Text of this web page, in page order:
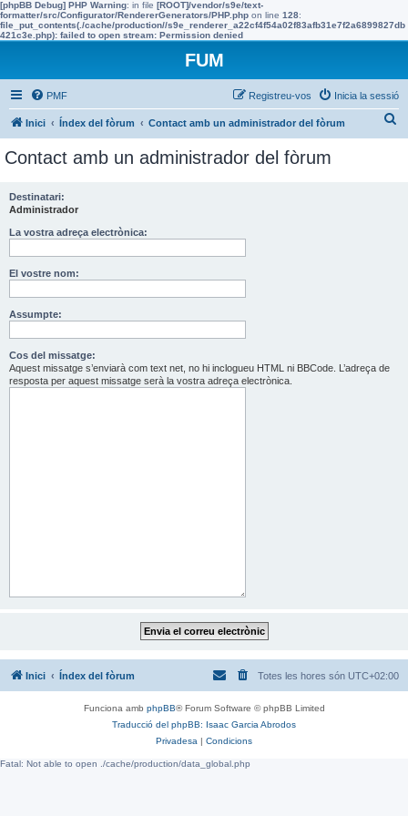
[phpBB Debug] PHP Warning: in file [ROOT]/vendor/s9e/text-
formatter/src/Configurator/RendererGenerators/PHP.php on line 128:
file_put_contents(./cache/production//s9e_renderer_a22cf4f54a02f83afb31e7f2a6899827db
421c3e.php): failed to open stream: Permission denied
FUM
PMF Inicia la sessió
Registreu-vos
Inici Índex del fòrum Contact amb un administrador del fòrum
Contact amb un administrador del fòrum
Destinatari:
Administrador
La vostra adreça electrònica:
El vostre nom:
Assumpte:
Cos del missatge:
Aquest missatge s’enviarà com text net, no hi inclogueu HTML ni BBCode. L’adreça de
resposta per aquest missatge serà la vostra adreça electrònica.
Inici Índex del fòrum Totes les hores són UTC+02:00
Funciona amb phpBB® Forum Software © phpBB Limited
Traducció del phpBB: Isaac Garcia Abrodos
Privadesa | Condicions
Fatal: Not able to open ./cache/production/data_global.php